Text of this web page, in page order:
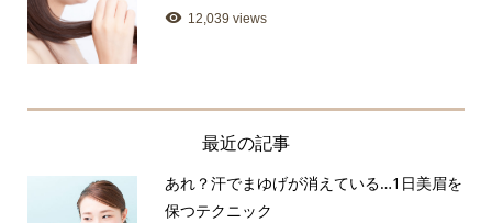
12,039 views
最近の記事
あれ？汗でまゆげが消えている…1日美眉を
保つテクニック